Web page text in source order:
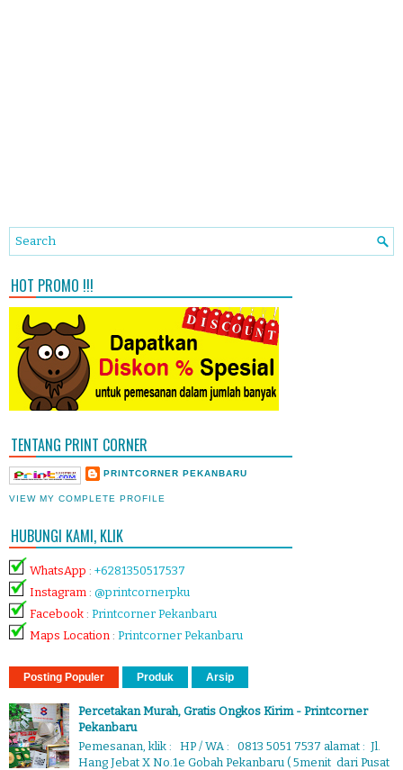
HOT PROMO !!!
TENTANG PRINT CORNER
PRINTCORNER PEKANBARU
VIEW MY COMPLETE PROFILE
HUBUNGI KAMI, KLIK
WhatsApp : +6281350517537
Instagram : @printcornerpku
Facebook : Printcorner Pekanbaru
Maps Location : Printcorner Pekanbaru
Posting Populer Produk Arsip
Percetakan Murah, Gratis Ongkos Kirim - Printcorner
Pekanbaru
Pemesanan, klik : HP / WA : 0813 5051 7537 alamat : Jl.
Hang Jebat X No.1e Gobah Pekanbaru ( 5menit dari Pusat